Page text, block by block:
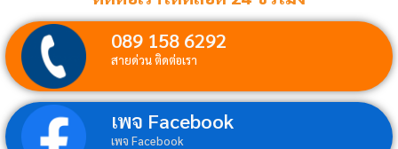
089 158 6292
สายด่วน ติดต่อเรา
เพจ Facebook
เพจ Facebook